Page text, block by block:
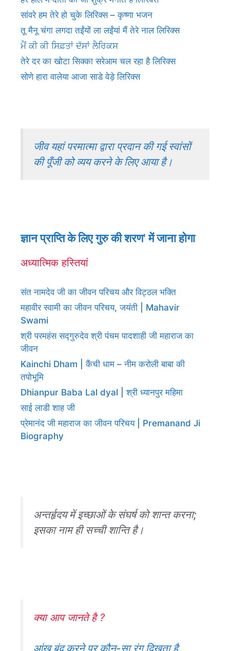
सांवरे हम तेरे हो चुके लिरिक्स – कृष्णा भजन
तू मैनू चंगा लगदा तईंयों ला लईंयां मैं तेरे नाल लिरिक्स
ਮੈਂ ਕੀ ਕੀ ਸਿਫ਼ਤਾਂ ਦੱਸਾਂ ਲੈਰਿਕਸ
तेरे दर का खोटा सिक्का सरेआम चल रहा है लिरिक्स
सोणे हारा वालेया आजा साडे वेड़े लिरिक्स
जीव यहां परमात्मा द्वारा प्रदान की गई स्वांसों
की पूँजी को व्यय करने के लिए आया है।
ज्ञान प्राप्ति के लिए गुरु की शरण' में जाना होगा
अध्यात्मिक हस्तियां
संत नामदेव जी का जीवन परिचय और विट्ठल भक्ति
महावीर स्वामी का जीवन परिचय, जयंती | Mahavir
Swami
श्री परमहंस सद्गुरुदेव श्री पंचम पादशाही जी महाराज का
जीवन
Kainchi Dham | कैंची धाम – नीम करोली बाबा की
तपोभूमि
Dhianpur Baba Lal dyal | श्री ध्यानपुर महिमा
साई लाडी शाह जी
प्रेमानंद जी महाराज का जीवन परिचय | Premanand Ji
Biography
अन्तर्हृदय में इच्छाओं के संघर्ष को शान्त करना;
इसका नाम ही सच्ची शान्ति है।
क्या आप जानते है ?
आंख बंद करने पर कौन-सा रंग दिखता है